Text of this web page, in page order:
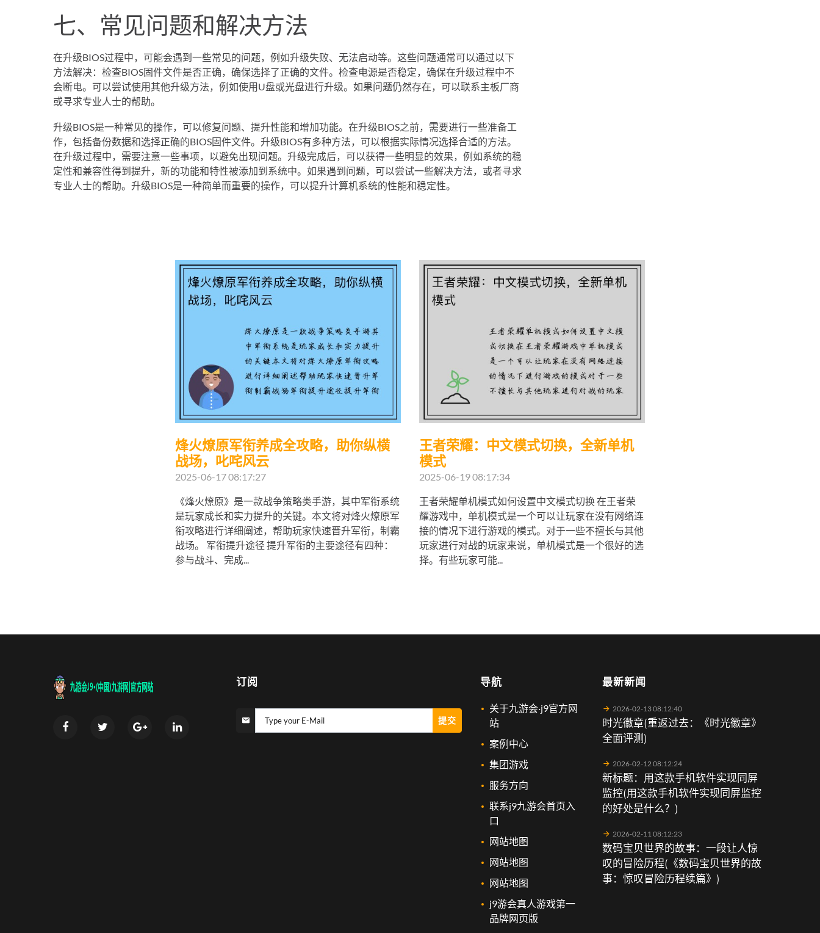
七、常见问题和解决方法
在升级BIOS过程中，可能会遇到一些常见的问题，例如升级失败、无法启动等。这些问题通常可以通过以下
方法解决：检查BIOS固件文件是否正确，确保选择了正确的文件。检查电源是否稳定，确保在升级过程中不
会断电。可以尝试使用其他升级方法，例如使用U盘或光盘进行升级。如果问题仍然存在，可以联系主板厂商
或寻求专业人士的帮助。
升级BIOS是一种常见的操作，可以修复问题、提升性能和增加功能。在升级BIOS之前，需要进行一些准备工
作，包括备份数据和选择正确的BIOS固件文件。升级BIOS有多种方法，可以根据实际情况选择合适的方法。
在升级过程中，需要注意一些事项，以避免出现问题。升级完成后，可以获得一些明显的效果，例如系统的稳
定性和兼容性得到提升，新的功能和特性被添加到系统中。如果遇到问题，可以尝试一些解决方法，或者寻求
专业人士的帮助。升级BIOS是一种简单而重要的操作，可以提升计算机系统的性能和稳定性。
烽火燎原军衔养成全攻略，助你纵横
战场，叱咤风云
2025-06-17 08:17:27
《烽火燎原》是一款战争策略类手游，其中军衔系统
是玩家成长和实力提升的关键。本文将对烽火燎原军
衔攻略进行详细阐述，帮助玩家快速晋升军衔，制霸
战场。 军衔提升途径 提升军衔的主要途径有四种：
参与战斗、完成...
王者荣耀：中文模式切换，全新单机
模式
2025-06-19 08:17:34
王者荣耀单机模式如何设置中文模式切换 在王者荣
耀游戏中，单机模式是一个可以让玩家在没有网络连
接的情况下进行游戏的模式。对于一些不擅长与其他
玩家进行对战的玩家来说，单机模式是一个很好的选
择。有些玩家可能...
最新新闻
2026-02-13 08:12:40
时光徽章(重返过去：《时光徽章》
全面评测)
2026-02-12 08:12:24
新标题：用这款手机软件实现同屏
监控(用这款手机软件实现同屏监控
的好处是什么？)
2026-02-11 08:12:23
数码宝贝世界的故事：一段让人惊
叹的冒险历程(《数码宝贝世界的故
事：惊叹冒险历程续篇》)
导航
关于九游会·j9官方网
站
案例中心
集团游戏
服务方向
联系j9九游会首页入
口
网站地图
网站地图
网站地图
j9游会真人游戏第一
品牌网页版
订阅
Type your E-Mail 提交